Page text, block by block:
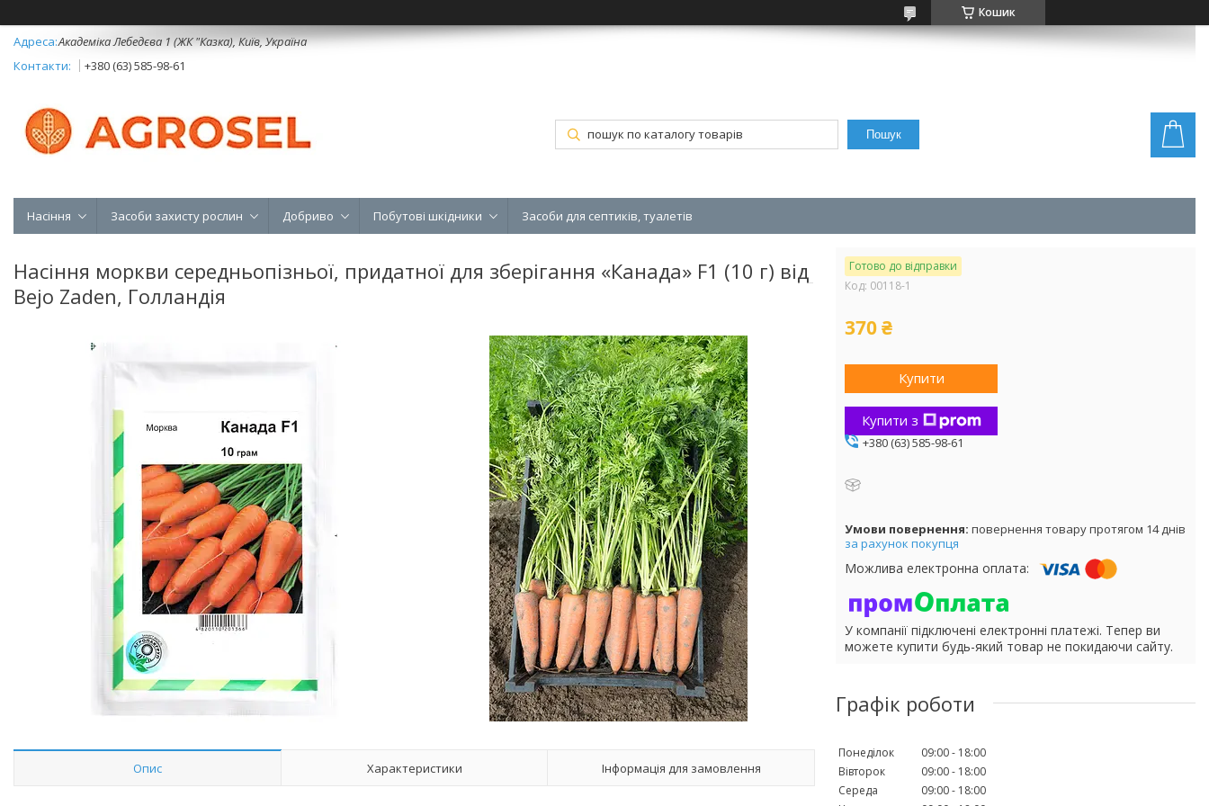
Кошик
Академіка Лебедєва 1 (ЖК "Казка), Київ, Україна
+380 (63) 585-98-61
Пошук
Насіння Засоби захисту рослин Добриво Побутові шкідники Засоби для септиків, туалетів
Насіння моркви середньопізньої, придатної для зберігання «Канада» F1 (10 г) від
Bejo Zaden, Голландія
Опис Характеристики Інформація для замовлення
Готово до відправки
Код: 00118-1
370 ₴
Купити
Купити з
+380 (63) 585-98-61
повернення товару протягом 14 днів
за рахунок покупця
У компанії підключені електронні платежі. Тепер ви
можете купити будь-який товар не покидаючи сайту.
Графік роботи
Понеділок 09:00
18:00
Вівторок
09:00
18:00
Середа
09:00
18:00